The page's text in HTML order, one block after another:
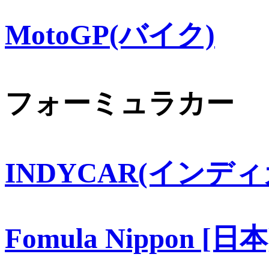
MotoGP(バイク)
フォーミュラカー
INDYCAR(インデ
Fomula Nippon [日